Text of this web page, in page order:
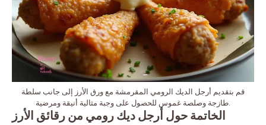
قم بتقديم أرجل الديك الرومي المقرمشة مع ورق الأرز إلى جانب سلطة
طازجة وصلصة غموس للحصول على وجبة مثالية أنيقة ومرضية.
الخاتمة حول أرجل ديك رومي من رقائق الأرز